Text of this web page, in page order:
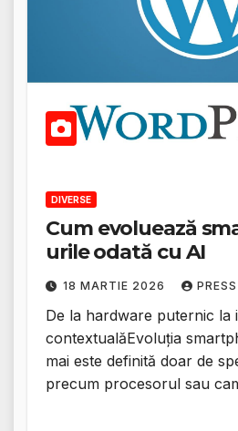
DIVERSE
Cum evoluează
urile odată cu AI
18 MARTIE 2026 PRESS
De la hardware puternic la
contextualăEvoluția
mai este definită doar de
precum procesorul sau